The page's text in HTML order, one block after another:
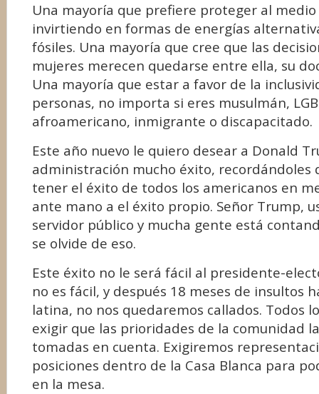
Una mayoría que prefiere proteger al
invirtiendo en formas de energías
fósiles. Una mayoría que cree que las
mujeres merecen quedarse entre ella, su
Una mayoría que estar a favor de la
personas, no importa si eres musulmán,
afroamericano, inmigrante o discapacitado.
Este año nuevo le quiero desear a Donald
administración mucho éxito, recordándoles
tener el éxito de todos los americanos en
ante mano a el éxito propio. Señor Trump,
servidor público y mucha gente está
se olvide de eso.
Este éxito no le será fácil al presidente-
no es fácil, y después 18 meses de insultos
latina, no nos quedaremos callados. Todos
exigir que las prioridades de la comunidad
tomadas en cuenta. Exigiremos
posiciones dentro de la Casa Blanca para
en la mesa.